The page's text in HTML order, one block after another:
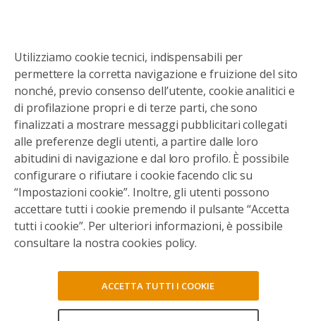
Utilizziamo cookie tecnici, indispensabili per
permettere la corretta navigazione e fruizione del sito
nonché, previo consenso dell’utente, cookie analitici e
di profilazione propri e di terze parti, che sono
finalizzati a mostrare messaggi pubblicitari collegati
alle preferenze degli utenti, a partire dalle loro
abitudini di navigazione e dal loro profilo. È possibile
configurare o rifiutare i cookie facendo clic su
“Impostazioni cookie”. Inoltre, gli utenti possono
accettare tutti i cookie premendo il pulsante “Accetta
tutti i cookie”. Per ulteriori informazioni, è possibile
consultare la nostra cookies policy.
ACCETTA TUTTI I COOKIE